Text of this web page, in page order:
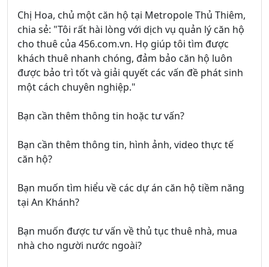
Chị Hoa, chủ một căn hộ tại Metropole Thủ Thiêm,
chia sẻ: "Tôi rất hài lòng với dịch vụ quản lý căn hộ
cho thuê của 456.com.vn. Họ giúp tôi tìm được
khách thuê nhanh chóng, đảm bảo căn hộ luôn
được bảo trì tốt và giải quyết các vấn đề phát sinh
một cách chuyên nghiệp."
Bạn cần thêm thông tin hoặc tư vấn?
Bạn cần thêm thông tin, hình ảnh, video thực tế
căn hộ?
Bạn muốn tìm hiểu về các dự án căn hộ tiềm năng
tại An Khánh?
Bạn muốn được tư vấn về thủ tục thuê nhà, mua
nhà cho người nước ngoài?